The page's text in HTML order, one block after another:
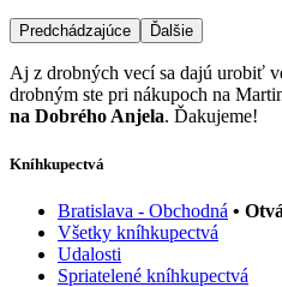
Predchádzajúce Ďalšie
Aj z drobných vecí sa dajú urobiť
drobným ste pri nákupoch na
na Dobrého Anjela. Ďakujeme!
Kníhkupectvá
Bratislava - Obchodná •
Všetky kníhkupectvá
Udalosti
Spriatelené kníhkupectvá